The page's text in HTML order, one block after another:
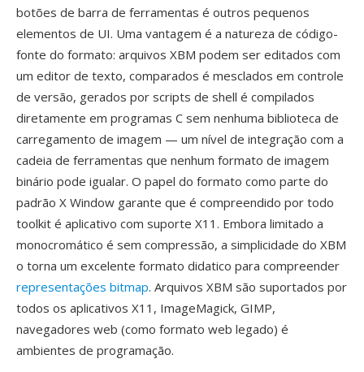
botões de barra de ferramentas é outros pequenos
elementos de UI. Uma vantagem é a natureza de código-
fonte do formato: arquivos XBM podem ser editados com
um editor de texto, comparados é mesclados em controle
de versão, gerados por scripts de shell é compilados
diretamente em programas C sem nenhuma biblioteca de
carregamento de imagem — um nível de integração com a
cadeia de ferramentas que nenhum formato de imagem
binário pode igualar. O papel do formato como parte do
padrão X Window garante que é compreendido por todo
toolkit é aplicativo com suporte X11. Embora limitado a
monocromático é sem compressão, a simplicidade do XBM
o torna um excelente formato didatico para compreender
representações bitmap. Arquivos XBM são suportados por
todos os aplicativos X11, ImageMagick, GIMP,
navegadores web (como formato web legado) é
ambientes de programação.